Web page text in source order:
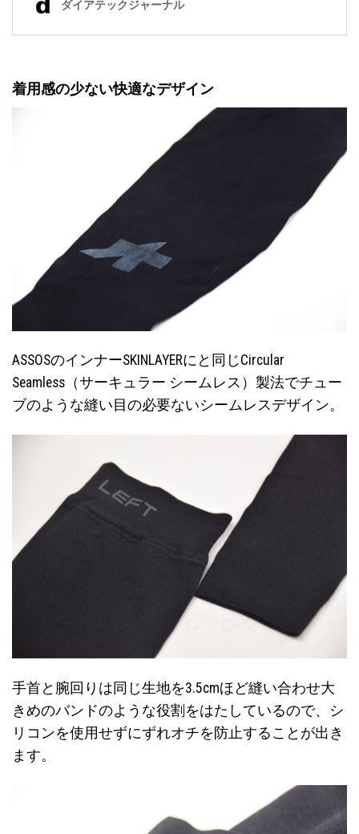
着用感の少ない快適なデザイン
ASSOSのインナーSKINLAYERにと同じCircular
Seamless（サーキュラー シームレス）製法でチュー
ブのような縫い目の必要ないシームレスデザイン。
手首と腕回りは同じ生地を3.5cmほど縫い合わせ大
きめのバンドのような役割をはたしているので、シ
リコンを使用せずにずれオチを防止することが出き
ます。